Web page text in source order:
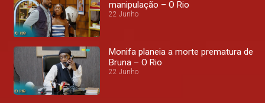
manipulação – O Rio
22 Junho
Monifa planeia a morte prematura de
Bruna – O Rio
22 Junho